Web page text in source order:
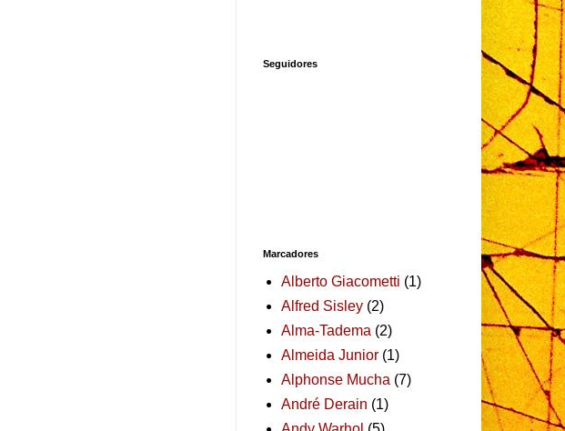
Seguidores
Marcadores
Alberto Giacometti (1)
Alfred Sisley (2)
Alma-Tadema (2)
Almeida Junior (1)
Alphonse Mucha (7)
André Derain (1)